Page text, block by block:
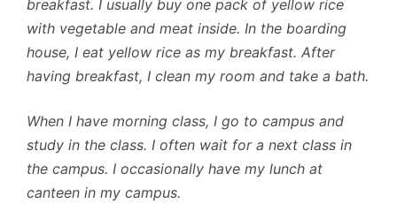
breakfast. I usually buy one pack of yellow rice
with vegetable and meat inside. In the boarding
house, I eat yellow rice as my breakfast. After
having breakfast, I clean my room and take a bath.
When I have morning class, I go to campus and
study in the class. I often wait for a next class in
the campus. I occasionally have my lunch at
canteen in my campus.